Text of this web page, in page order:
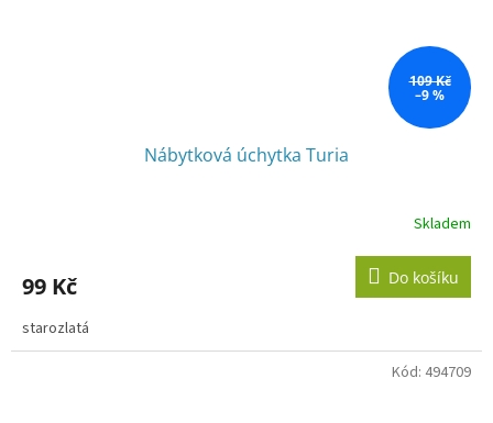
109 Kč
–9 %
Nábytková úchytka Turia
Skladem
99 Kč Do košíku
starozlatá
Kód: 494709